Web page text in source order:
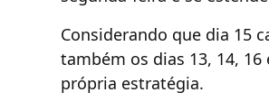
Considerando que dia 15
também os dias 13, 14,
própria estratégia.